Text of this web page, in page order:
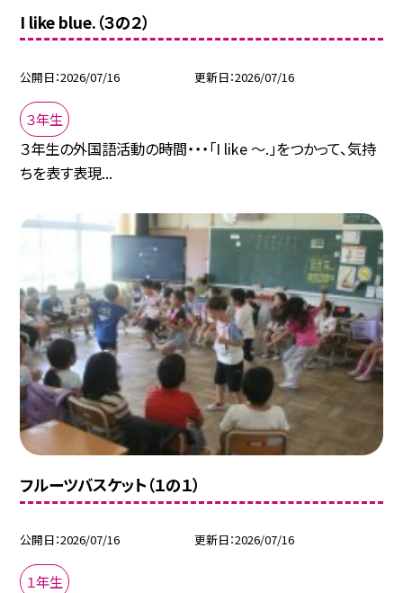
I like blue.（３の２）
公開日 2026/07/16 更新日 2026/07/16
３年生
３年生の外国語活動の時間・・・「I like ～.」をつかって、気持
ちを表す表現...
フルーツバスケット（１の１）
公開日 2026/07/16 更新日 2026/07/16
１年生